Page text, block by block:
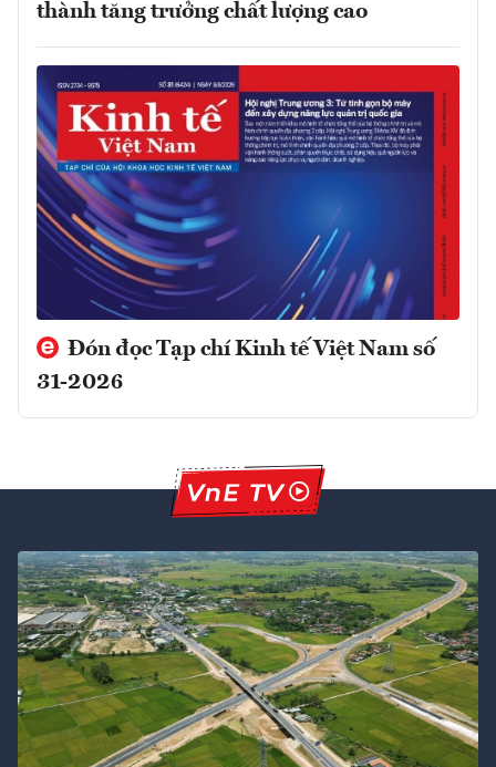
thành tăng trưởng chất lượng cao
Đón đọc Tạp chí Kinh tế Việt Nam số
31-2026